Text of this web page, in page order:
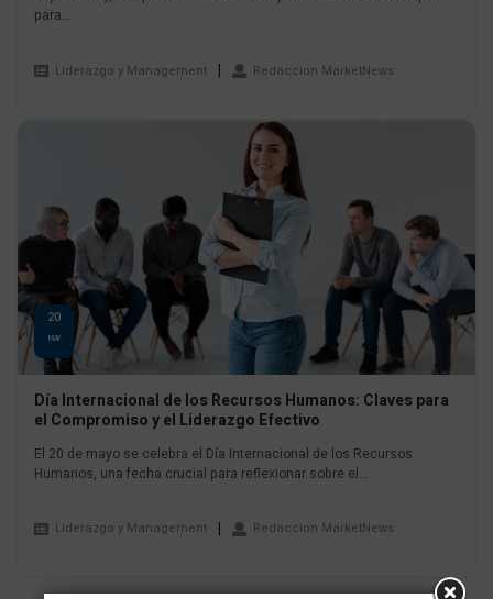
para...
Liderazgo y Management Redaccion MarketNews
20
MAY
Día Internacional de los Recursos Humanos: Claves para
el Compromiso y el Liderazgo Efectivo
El 20 de mayo se celebra el Día Internacional de los Recursos
Humanos, una fecha crucial para reflexionar sobre el...
Liderazgo y Management Redaccion MarketNews